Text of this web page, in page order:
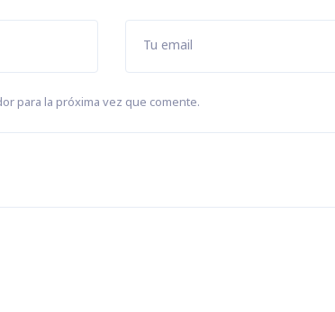
Tu email
para la próxima vez que comente.